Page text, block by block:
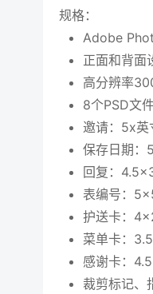
规格：
Adob​​e
正面和背面
高分辨率
8个PSD文
邀请：5x英
保存日期：
回复：
表编号：
护送卡：
菜单卡：
感谢卡：
裁剪标记、